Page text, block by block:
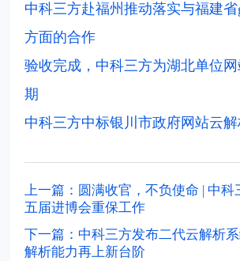
中科三方赴福州推动落实与福建
方面的合作
验收完成，中科三方为湖北单位
期
中科三方中标银川市政府网站云解
上一篇：圆满收官，不负使命 | 中
五届进博会重保工作
下一篇：中科三方发布二代云解析
解析能力再上新台阶